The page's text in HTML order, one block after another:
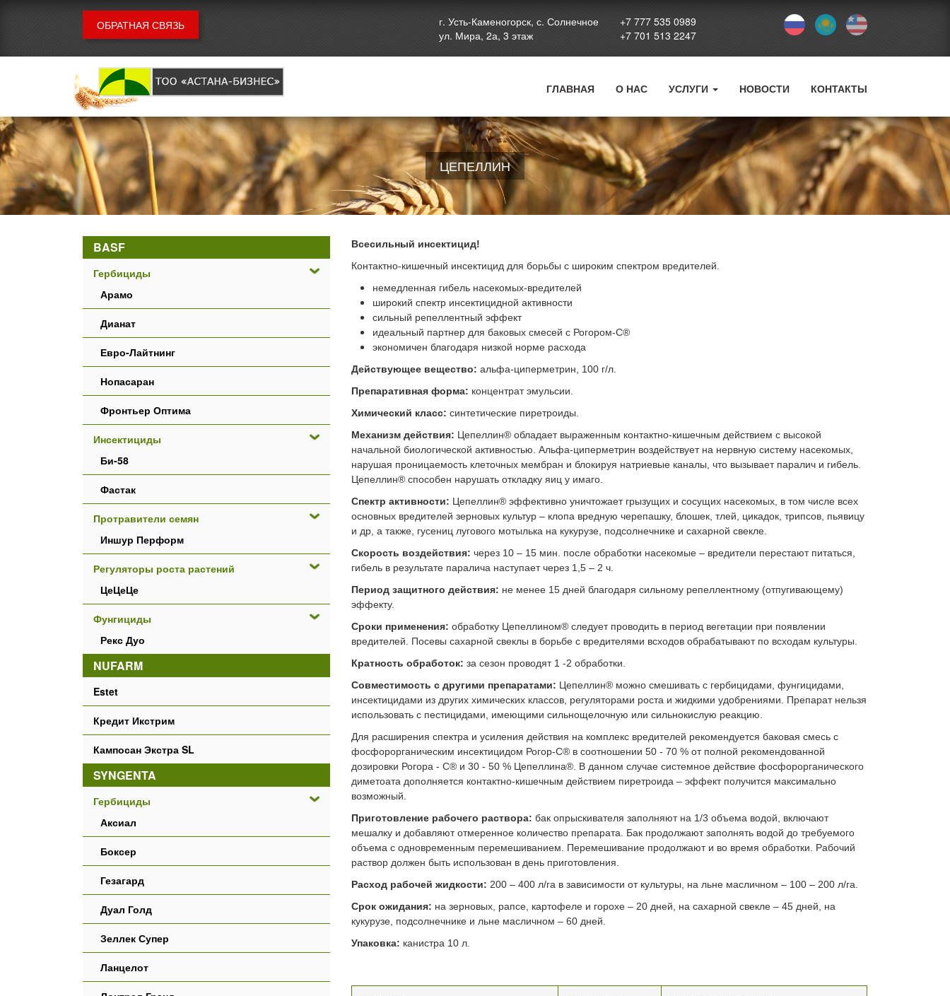
ОБРАТНАЯ СВЯЗЬ
г. Усть-Каменогорск, с. Солнечное
ул. Мира, 2а, 3 этаж
+7 777 535 0989
+7 701 513 2247
ГЛАВНАЯ О НАС УСЛУГИ НОВОСТИ КОНТАКТЫ
ЦЕПЕЛЛИН
BASF
Гербициды
Арамо
Дианат
Евро-Лайтнинг
Нопасаран
Фронтьер Оптима
Инсектициды
Би-58
Фастак
Протравители семян
Иншур Перформ
Регуляторы роста растений
ЦеЦеЦе
Фунгициды
Рекс Дуо
NUFARM
Estet
Кредит Икстрим
Кампосан Экстра SL
SYNGENTA
Гербициды
Аксиал
Боксер
Гезагард
Дуал Голд
Зеллек Супер
Ланцелот
Всесильный инсектицид!
Контактно-кишечный инсектицид для борьбы с широким спектром вредителей.
немедленная гибель насекомых-вредителей
широкий спектр инсектицидной активности
сильный репеллентный эффект
идеальный партнер для баковых смесей с Рогором-С®
экономичен благодаря низкой норме расхода
Действующее вещество: альфа-циперметрин, 100 г/л.
Препаративная форма: концентрат эмульсии.
Химический класс: синтетические пиретроиды.
Механизм действия: Цепеллин® обладает выраженным контактно-кишечным действием с высокой
начальной биологической активностью. Альфа-циперметрин воздействует на нервную систему насекомых,
нарушая проницаемость клеточных мембран и блокируя натриевые каналы, что вызывает паралич и гибель.
Цепеллин® способен нарушать откладку яиц у имаго.
Спектр активности: Цепеллин® эффективно уничтожает грызущих и сосущих насекомых, в том числе всех
основных вредителей зерновых культур – клопа вредную черепашку, блошек, тлей, цикадок, трипсов, пьявицу
и др, а также, гусениц лугового мотылька на кукурузе, подсолнечнике и сахарной свекле.
Скорость воздействия: через 10 – 15 мин. после обработки насекомые – вредители перестают питаться,
гибель в результате паралича наступает через 1,5 – 2 ч.
Период защитного действия: не менее 15 дней благодаря сильному репеллентному (отпугивающему)
эффекту.
Сроки применения: обработку Цепеллином® следует проводить в период вегетации при появлении
вредителей. Посевы сахарной свеклы в борьбе с вредителями всходов обрабатывают по всходам культуры.
Кратность обработок: за сезон проводят 1 -2 обработки.
Совместимость с другими препаратами: Цепеллин® можно смешивать с гербицидами, фунгицидами,
инсектицидами из других химических классов, регуляторами роста и жидкими удобрениями. Препарат нельзя
использовать с пестицидами, имеющими сильнощелочную или сильнокислую реакцию.
Для расширения спектра и усиления действия на комплекс вредителей рекомендуется баковая смесь с
фосфорорганическим инсектицидом Рогор-С® в соотношении 50 - 70 % от полной рекомендованной
дозировки Рогора - С® и 30 - 50 % Цепеллина®. В данном случае системное действие фосфорорганического
диметоата дополняется контактно-кишечным действием пиретроида – эффект получится максимально
возможный.
Приготовление рабочего раствора: бак опрыскивателя заполняют на 1/3 объема водой, включают
мешалку и добавляют отмеренное количество препарата. Бак продолжают заполнять водой до требуемого
объема с одновременным перемешиванием. Перемешивание продолжают и во время обработки. Рабочий
раствор должен быть использован в день приготовления.
Расход рабочей жидкости: 200 – 400 л/га в зависимости от культуры, на льне масличном – 100 – 200 л/га.
Срок ожидания: на зерновых, рапсе, картофеле и горохе – 20 дней, на сахарной свекле – 45 дней, на
кукурузе, подсолнечнике и льне масличном – 60 дней.
Упаковка: канистра 10 л.